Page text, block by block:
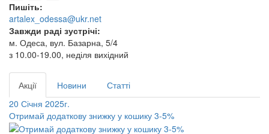
Пишіть:
artalex_odessa@ukr.net
Завжди раді зустрічі:
м. Одеса, вул. Базарна, 5/4
з 10.00-19.00, неділя вихідний
Акції Новини
Статті
20 Січня 2025г.
Отримай додаткову знижку у кошику 3-5%